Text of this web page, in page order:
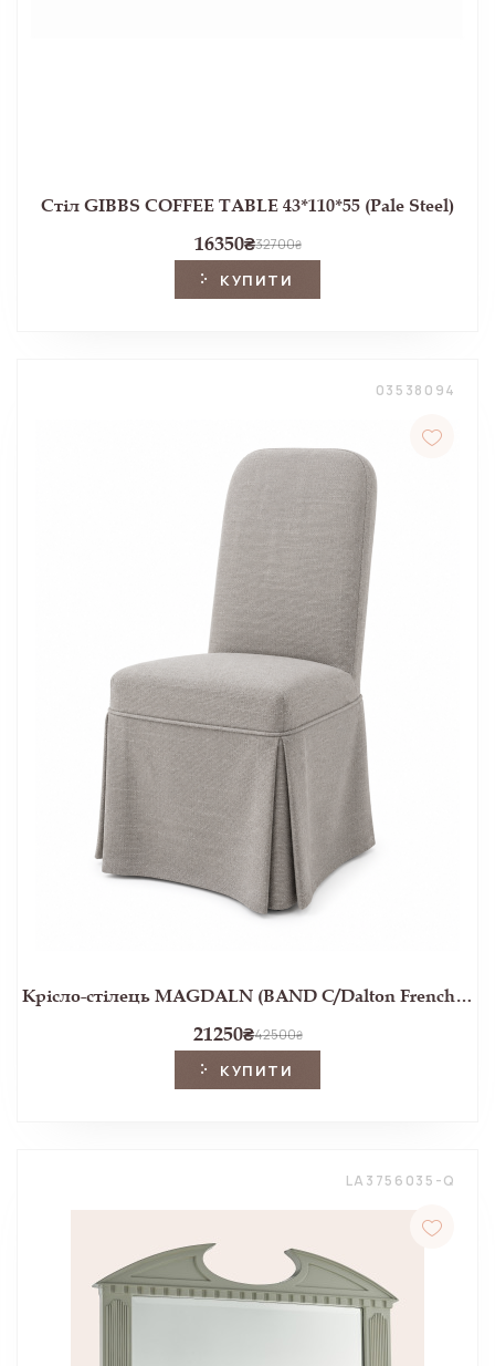
Стіл GIBBS COFFEE TABLE 43*110*55 (Pale Steel)
16350₴32700₴
КУПИТИ
03538094
Крісло-стілець MAGDALN (BAND C/Dalton French Grey)
21250₴42500₴
КУПИТИ
LA3756035-Q